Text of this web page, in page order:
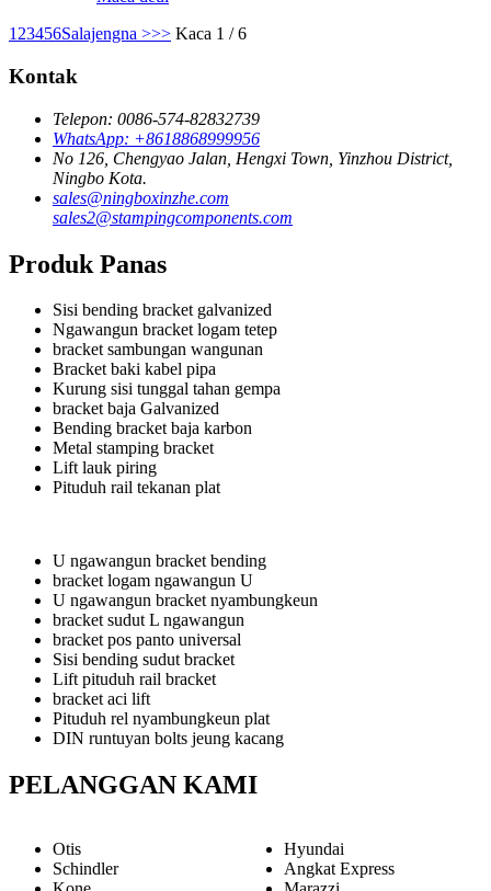
1 23456Salajengna >>> Kaca 1 / 6
Kontak
Telepon: 0086-574-82832739
WhatsApp: +8618868999956
No 126, Chengyao Jalan, Hengxi Town, Yinzhou District,
Ningbo Kota.
sales@ningboxinzhe.com
sales2@stampingcomponents.com
Produk Panas
Sisi bending bracket galvanized
Ngawangun bracket logam tetep
bracket sambungan wangunan
Bracket baki kabel pipa
Kurung sisi tunggal tahan gempa
bracket baja Galvanized
Bending bracket baja karbon
Metal stamping bracket
Lift lauk piring
Pituduh rail tekanan plat
U ngawangun bracket bending
bracket logam ngawangun U
U ngawangun bracket nyambungkeun
bracket sudut L ngawangun
bracket pos panto universal
Sisi bending sudut bracket
Lift pituduh rail bracket
bracket aci lift
Pituduh rel nyambungkeun plat
DIN runtuyan bolts jeung kacang
PELANGGAN KAMI
Otis
Schindler
Hyundai
Angkat Express